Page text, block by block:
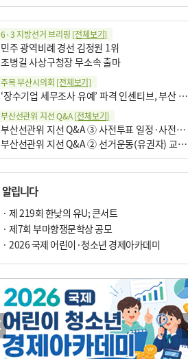
6·3 지방선거 브리핑 [전체보기]
민주 광역비례 경선 김정원 1위
조병길 사상구청장 무소속 출마
주목 부산시의회 [전체보기]
‘장수기업 세무조사 유예’ 파격 인센티브, 부산 유출 막을까
부산선관위 지선 Q&A[전체보기]
부산선관위 지선 Q&A ③ 사전투표 일정·사전투표함 보관
부산선관위 지선 Q&A ② 선거운동(유권자) 교육감투표용지
알립니다
· 제 219회 한낮의 유U; 콘서트
· 제7회 부마항쟁문학상 공모
· 2026 국제 어린이·청소년 경제아카데미